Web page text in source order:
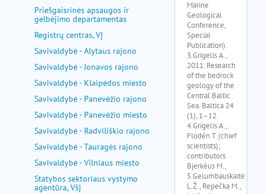
Priešgaisrinės apsaugos ir
gelbėjimo departamentas
Registrų centras, VĮ
Savivaldybė - Alytaus rajono
Savivaldybė - Jonavos rajono
Savivaldybė - Klaipėdos miesto
Savivaldybė - Panevėžio rajono
Savivaldybė - Panevėžio miesto
Savivaldybė - Radviliškio rajono
Savivaldybė - Tauragės rajono
Savivaldybė - Vilniaus miesto
Statybos sektoriaus vystymo
agentūra, VšĮ